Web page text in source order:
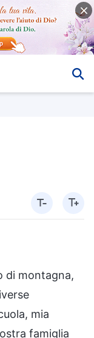
di montagna,
mia
famiglia